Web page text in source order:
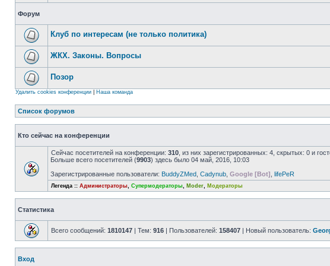
Форум
Клуб по интересам (не только политика)
ЖКХ. Законы. Вопросы
Позор
Удалить cookies конференции Наша команда
Список форумов
Кто сейчас на конференции
Сейчас посетителей на конференции: 310 , из них зарегистрированных: 4, скрытых: 0 и
Больше всего посетителей (9903) здесь было 04 май, 2016, 10:03
Зарегистрированные пользователи: BuddyZMed Cadynub Google [Bot] lifePeR
Легенда :: Администраторы, Супермодераторы, Moder, Модераторы
Статистика
Всего сообщений: 1810147 | Тем: 916 | Пользователей: 158407 | Новый пользователь:
Вход